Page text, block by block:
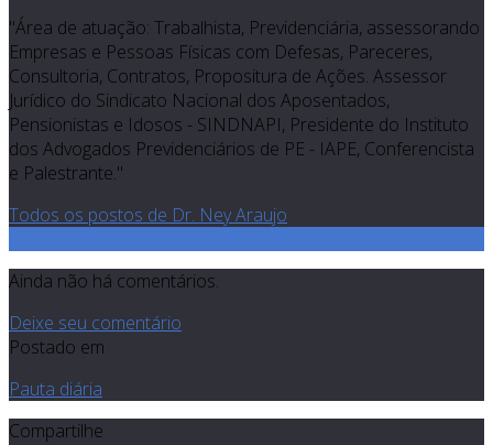
"Área de atuação: Trabalhista, Previdenciária, assessorando
Empresas e Pessoas Físicas com Defesas, Pareceres,
Consultoria, Contratos, Propositura de Ações. Assessor
Jurídico do Sindicato Nacional dos Aposentados,
Pensionistas e Idosos - SINDNAPI, Presidente do Instituto
dos Advogados Previdenciários de PE - IAPE, Conferencista
e Palestrante."
Todos os postos de Dr. Ney Araujo
Ainda não há comentários.
Deixe seu comentário
Postado em
Pauta diária
Compartilhe